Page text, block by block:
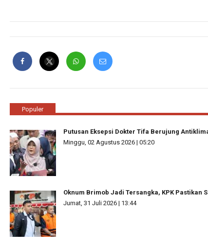
Populer
Putusan Eksepsi Dokter Tifa Berujung
Minggu, 02 Agustus 2026 | 05:20
Oknum Brimob Jadi Tersangka, KPK Pastikan
Jumat, 31 Juli 2026 | 13:44